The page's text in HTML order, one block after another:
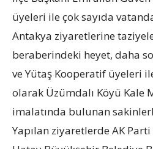
üyeleri ile çok sayıda
Antakya ziyaretlerine
beraberindeki heyet, daha
ve Yütaş Kooperatif üyeleri
olarak Üzümdalı Köyü Kale
imalatında bulunan
Yapılan ziyaretlerde AK